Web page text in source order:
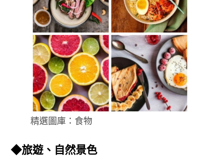
精選圖庫：食物
◆旅遊、自然景色